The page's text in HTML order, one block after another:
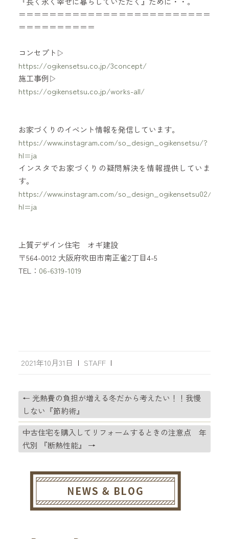
＝＝＝＝＝＝＝＝＝＝＝＝＝＝＝＝＝＝＝＝＝＝＝＝＝
＝＝＝＝＝＝＝＝＝＝
コンセプト▷
https://ogikensetsu.co.jp/3concept/
施工事例▷
https://ogikensetsu.co.jp/works-all/
お家づくりのイベント情報を発信しています。
https://www.instagram.com/so_design_ogikensetsu/?
hl=ja
インスタでお家づくりの疑問解決を情報提供していま
す。
https://www.instagram.com/so_design_ogikensetsu02/?
hl=ja
上質デザイン住宅 オギ建設
〒564-0012 大阪府吹田市南正雀2丁目4-5
TEL： 06-6319-1019
2021年10月31日 | STAFF |
← 光熱費の負担が増える冬だから考えたい！！我慢
しない『節約術』
中古住宅を購入してリフォームするときの注意点 年
代別 『断熱性能』 →